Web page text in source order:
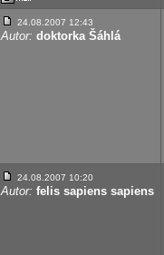
24.08.2007 12:43
Autor: doktorka Šáhlá
24.08.2007 10:20
Autor: felis sapiens sapiens